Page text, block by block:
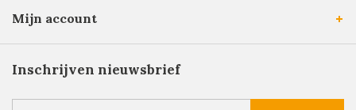
Mijn account
Inschrijven nieuwsbrief